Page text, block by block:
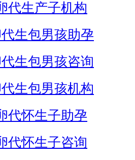
代生产子机构
生包男孩助孕
生包男孩咨询
生包男孩机构
代怀生子助孕
代怀生子咨询